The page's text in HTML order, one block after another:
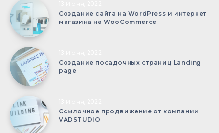
Создание сайта на WordPress и интернет
магазина на WooCommerce
Создание посадочных страниц Landing
page
Ссылочное продвижение от компании
VADSTUDIO